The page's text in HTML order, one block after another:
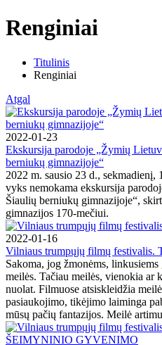
Renginiai
Titulinis
Renginiai
Atgal
2022-01-23
Ekskursija parodoje „Žymių
berniukų gimnazijoje“
2022 m. sausio 23 d., sekmadienį,
vyks nemokama ekskursija
Šiaulių berniukų gimnazijoje“,
gimnazijos 170-mečiui.
2022-01-16
Vilniaus trumpųjų filmų
Sakoma, jog žmonėms,
meilės. Tačiau meilės, vienokia ar
nuolat. Filmuose atsiskleidžia
pasiaukojimo, tikėjimo laiminga
mūsų pačių fantazijos. Meilė